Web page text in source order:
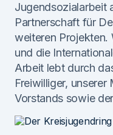
Jugendsozialarbeit
Partnerschaft für
weiteren Projekten.
und die
Arbeit lebt durch
Freiwilliger, unserer
Vorstands sowie